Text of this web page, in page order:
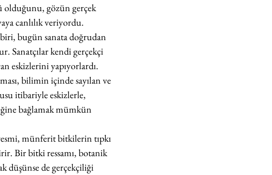
olduğunu, gözün gerçek
canlılık veriyordu.
bugün sanata doğrudan
Sanatçılar kendi gerçekçi
eskizlerini yapıyorlardı.
bilimin içinde sayılan ve
itibariyle eskizlerle,
bağlamak mümkün
münferit bitkilerin tıpkı
Bir bitki ressamı, botanik
düşünse de gerçekçiliği